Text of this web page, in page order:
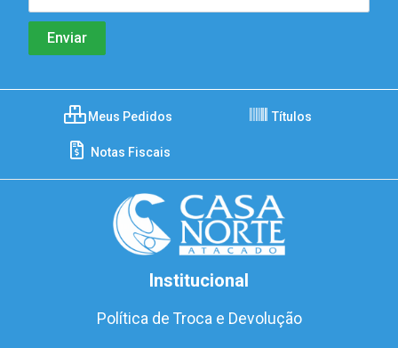
Meus Pedidos Títulos
Notas Fiscais
Institucional
Política de Troca e Devolução